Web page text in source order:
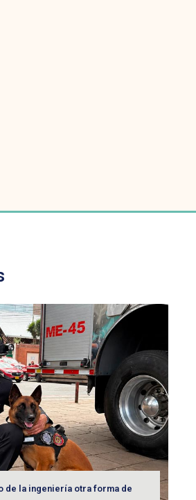
de la ingeniería otra forma de